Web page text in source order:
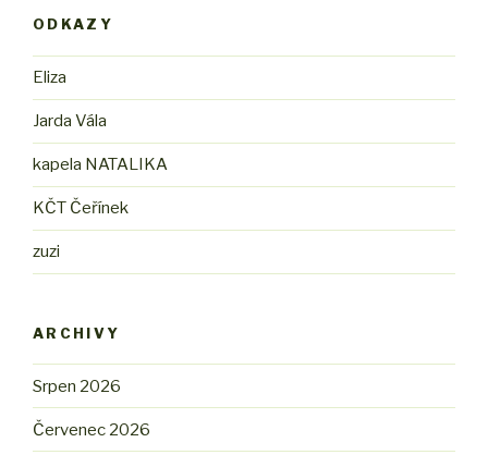
ODKAZY
Eliza
Jarda Vála
kapela NATALIKA
KČT Čeřínek
zuzi
ARCHIVY
Srpen 2026
Červenec 2026